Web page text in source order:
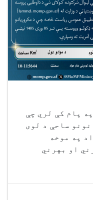
پام کې لري چې
ساحې د لوی
په موخه
او بهرني